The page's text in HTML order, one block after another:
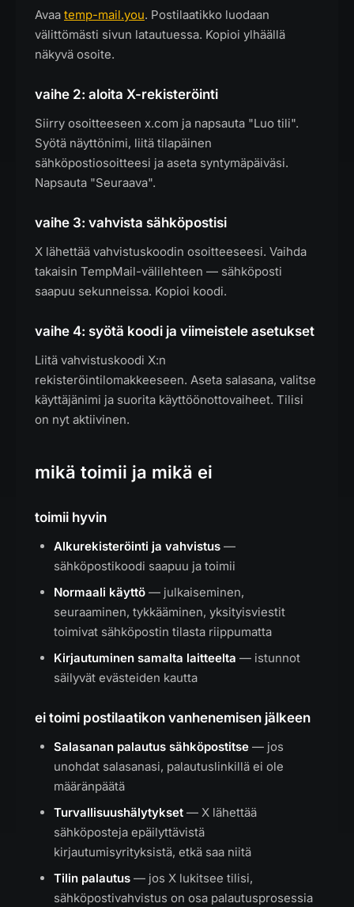
Avaa temp-mail.you. Postilaatikko luodaan
välittömästi sivun latautuessa. Kopioi ylhäällä
näkyvä osoite.
vaihe 2: aloita X-rekisteröinti
Siirry osoitteeseen x.com ja napsauta "Luo tili".
Syötä näyttönimi, liitä tilapäinen
sähköpostiosoitteesi ja aseta syntymäpäiväsi.
Napsauta "Seuraava".
vaihe 3: vahvista sähköpostisi
X lähettää vahvistuskoodin osoitteeseesi. Vaihda
takaisin TempMail-välilehteen — sähköposti
saapuu sekunneissa. Kopioi koodi.
vaihe 4: syötä koodi ja viimeistele asetukset
Liitä vahvistuskoodi X:n
rekisteröintilomakkeeseen. Aseta salasana, valitse
käyttäjänimi ja suorita käyttöönottovaiheet. Tilisi
on nyt aktiivinen.
mikä toimii ja mikä ei
toimii hyvin
Alkurekisteröinti ja vahvistus —
sähköpostikoodi saapuu ja toimii
Normaali käyttö — julkaiseminen,
seuraaminen, tykkääminen, yksityisviestit
toimivat sähköpostin tilasta riippumatta
Kirjautuminen samalta laitteelta — istunnot
säilyvät evästeiden kautta
ei toimi postilaatikon vanhenemisen jälkeen
Salasanan palautus sähköpostitse — jos
unohdat salasanasi, palautuslinkillä ei ole
määränpäätä
Turvallisuushälytykset — X lähettää
sähköposteja epäilyttävistä
kirjautumisyrityksistä, etkä saa niitä
Tilin palautus — jos X lukitsee tilisi,
sähköpostivahvistus on osa palautusprosessia